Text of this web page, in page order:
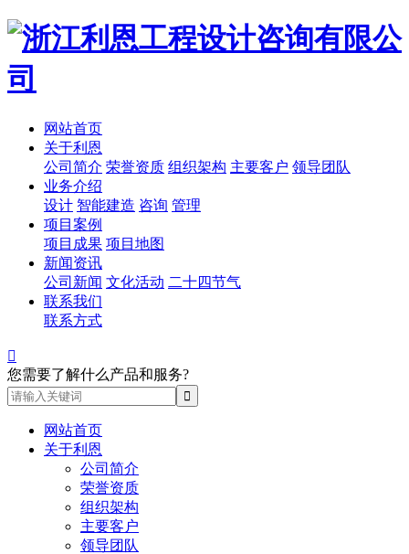
网站首页
关于利恩
公司简介 荣誉资质 组织架构 主要客户 领导团队
业务介绍
设计 智能建造 咨询 管理
项目案例
项目成果 项目地图
新闻资讯
公司新闻 文化活动 二十四节气
联系我们
联系方式

您需要了解什么产品和服务?
网站首页
关于利恩
公司简介
荣誉资质
组织架构
主要客户
领导团队